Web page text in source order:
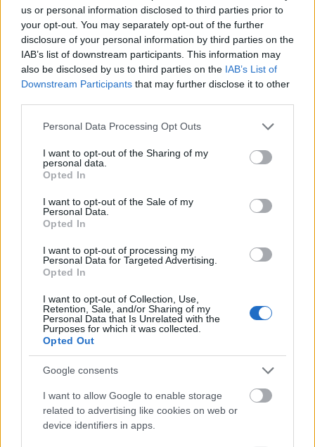
us or personal information disclosed to third parties prior to
your opt-out. You may separately opt-out of the further
disclosure of your personal information by third parties on the
IAB’s list of downstream participants. This information may
also be disclosed by us to third parties on the IAB’s List of
Downstream Participants that may further disclose it to other
Please note that this website/app uses one or more Google
not limited to your visit or usage behaviour. You may click to
grant or deny consent to Google and its third-party tags to
use your data for below specified purposes in below Google
consent section.
Personal Data Processing Opt Outs
I want to opt-out of the Sharing of my
personal data.
Opted In
I want to opt-out of the Sale of my
Personal Data.
Opted In
I want to opt-out of processing my
Personal Data for Targeted Advertising.
Opted In
I want to opt-out of Collection, Use,
Retention, Sale, and/or Sharing of my
Personal Data that Is Unrelated with the
Purposes for which it was collected.
Opted Out
Google consents
I want to allow Google to enable storage
related to advertising like cookies on web or
device identifiers in apps.